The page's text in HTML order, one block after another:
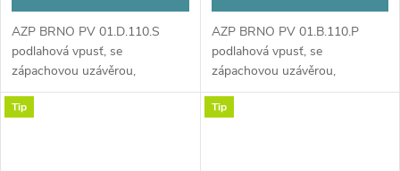
AZP BRNO PV 01.D.110.S
podlahová vpusť, se
zápachovou uzávěrou,
stavitelná, nerez
AZP BRNO PV 01.B.110.P
podlahová vpusť, se
zápachovou uzávěrou,
stavitelná, nerez
Tip Tip